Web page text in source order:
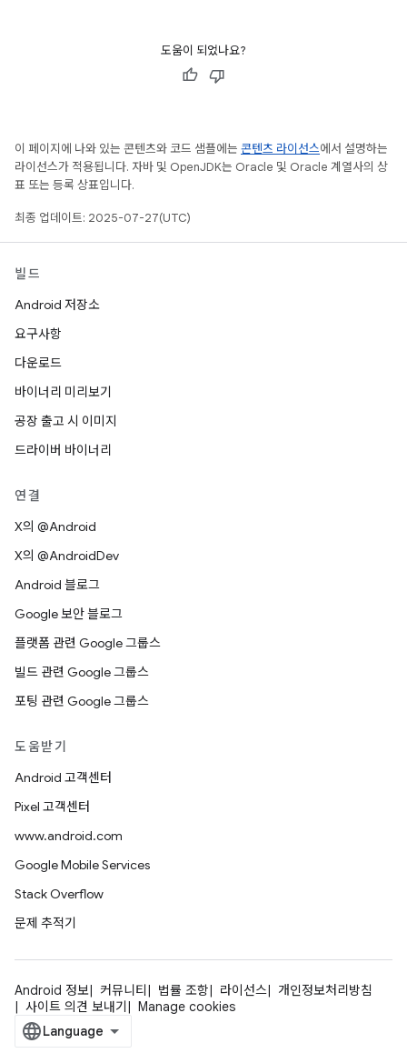
도움이 되었나요?
이 페이지에 나와 있는 콘텐츠와 코드 샘플에는 콘텐츠 라이선스에서 설명하는
라이선스가 적용됩니다. 자바 및 OpenJDK는 Oracle 및 Oracle 계열사의 상
표 또는 등록 상표입니다.
최종 업데이트: 2025-07-27(UTC)
빌드
Android 저장소
요구사항
다운로드
바이너리 미리보기
공장 출고 시 이미지
드라이버 바이너리
연결
X의 @Android
X의 @AndroidDev
Android 블로그
Google 보안 블로그
플랫폼 관련 Google 그룹스
빌드 관련 Google 그룹스
포팅 관련 Google 그룹스
도움받기
Android 고객센터
Pixel 고객센터
www.android.com
Google Mobile Services
Stack Overflow
문제 추적기
Android 정보 커뮤니티 법률 조항 라이선스
개인정보처리방침
사이트 의견 보내기
Manage cookies